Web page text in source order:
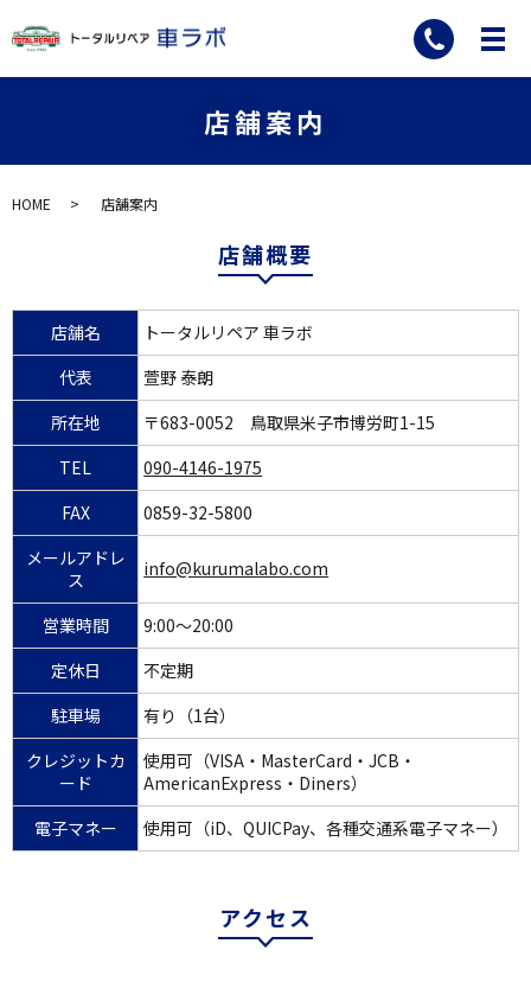
店舗案内
HOME 店舗案内
店舗概要
店舗名
トータルリペア 車ラボ
代表
萱野 泰朗
所在地
〒683-0052 鳥取県米子市博労町1-15
TEL
090-4146-1975
FAX
0859-32-5800
メールアドレ
ス
info@kurumalabo.com
営業時間
9:00～20:00
定休日
不定期
駐車場
有り（1台）
クレジットカ
ード
使用可（VISA・MasterCard・JCB・
AmericanExpress・Diners）
電子マネー
使用可（iD、QUICPay、各種交通系電子マネー）
アクセス